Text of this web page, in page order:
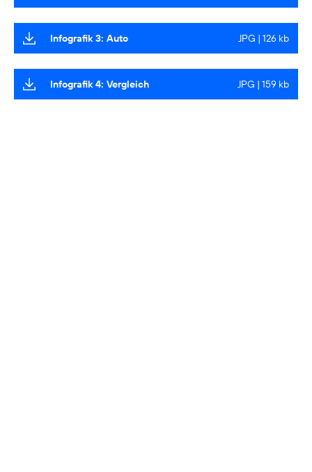
Infografik 3: Auto JPG | 126 kb
Infografik 4: Vergleich JPG | 159 kb